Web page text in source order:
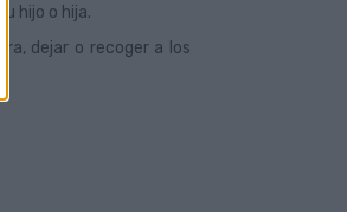
hijo o hija.
dejar o recoger a los